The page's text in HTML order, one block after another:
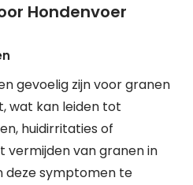
Hondenvoer
gevoelig zijn voor granen
wat kan leiden tot
huidirritaties of
vermijden van granen in
deze symptomen te